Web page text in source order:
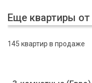
Еще квартиры от
145 квартир в продаже